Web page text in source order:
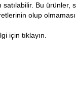
Bu ürünler,
olup
için tıklayın.